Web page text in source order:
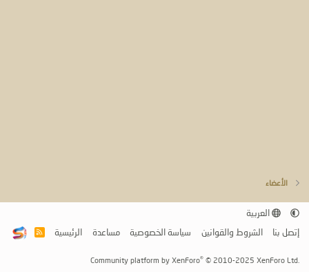
الأعضاء
العربية
إتصل بنا
الشروط والقوانين سياسة الخصوصية مساعدة الرئيسية
R
Community platform by XenForo® © 2010-2025 XenForo Ltd.